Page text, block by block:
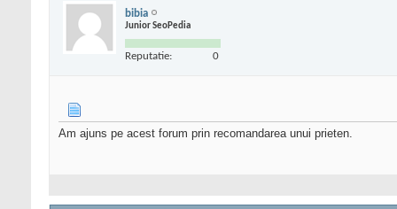
bibia
Junior SeoPedia
Reputatie: 0
Am ajuns pe acest forum prin recomandarea unui prieten.